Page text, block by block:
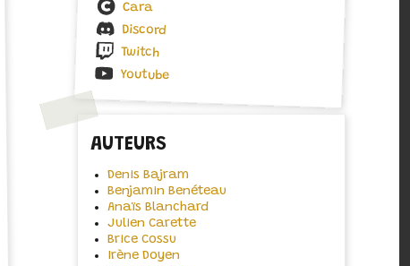
Cara
Discord
Twitch
Youtube
AUTEURS
Denis Bajram
Benjamin Benéteau
Anaïs Blanchard
Julien Carette
Brice Cossu
Irène Doyen